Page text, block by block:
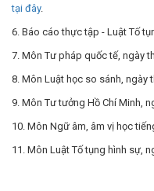
tại đây.
6. Báo cáo thực tập - Luật Tố
7. Môn Tư pháp quốc tế, ngày
8. Môn Luật học so sánh, ngày
9. Môn Tư tưởng Hồ Chí Minh,
10. Môn Ngữ âm, âm vị học
11. Môn Luật Tố tụng hình sự,